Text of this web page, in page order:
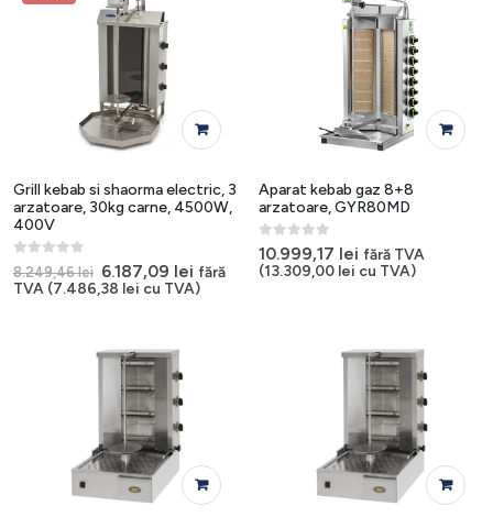
Grill kebab si shaorma electric, 3
arzatoare, 30kg carne, 4500W,
400V
0 out of 5
8.249,46lei Prețul
inițial
6.187,09 leiPrețul
curent
fără
TVA (7.486,38 lei cu TVA)
Aparat kebab gaz 8+8
arzatoare, GYR80MD
0out of 5
10.999,17 lei fără TVA
(13.309,00 lei cu TVA)